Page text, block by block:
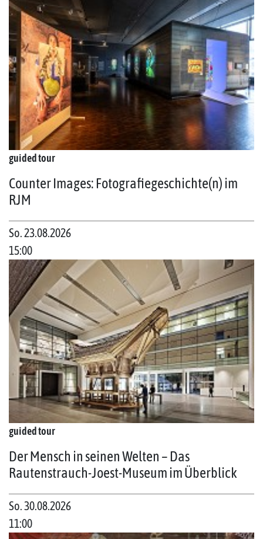
guided tour
Counter Images: Fotografiegeschichte(n) im
RJM
So. 23.08.2026
15:00
guided tour
Der Mensch in seinen Welten – Das
Rautenstrauch-Joest-Museum im Überblick
So. 30.08.2026
11:00